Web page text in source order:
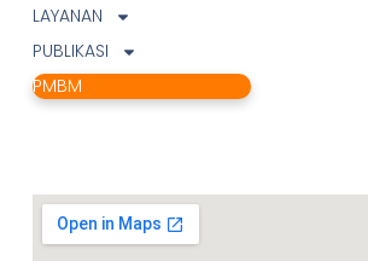
LAYANAN
PUBLIKASI
PMBM